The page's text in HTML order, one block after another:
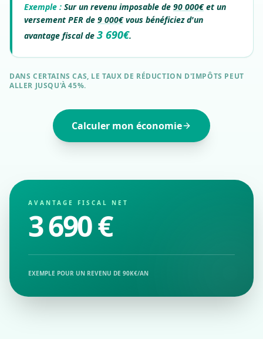
Exemple : Sur un revenu imposable de 90 000€et un
versement PER de 9 000€vous bénéficiez d'un
avantage fiscal de 3 690€.
DANS CERTAINS CAS, LE TAUX DE RÉDUCTION D'IMPÔTS PEUT
ALLER JUSQU'À 45%.
Calculer mon économie
AVANTAGE FISCAL NET
3 690 €
EXEMPLE POUR UN REVENU DE 90K€/AN